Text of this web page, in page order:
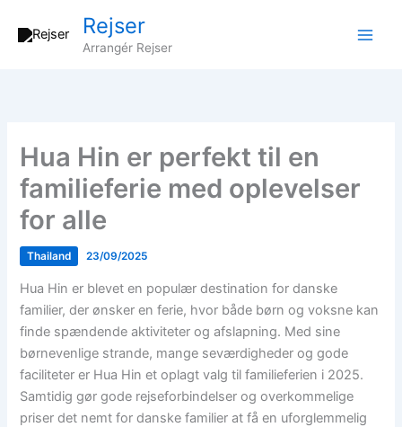
Rejser
Arrangér Rejser
Hua Hin er perfekt til en
familieferie med oplevelser
for alle
Thailand 23/09/2025
Hua Hin er blevet en populær destination for danske
familier, der ønsker en ferie, hvor både børn og voksne kan
finde spændende aktiviteter og afslapning. Med sine
børnevenlige strande, mange seværdigheder og gode
faciliteter er Hua Hin et oplagt valg til familieferien i 2025.
Samtidig gør gode rejseforbindelser og overkommelige
priser det nemt for danske familier at få en uforglemmelig